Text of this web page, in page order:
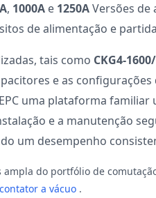
, 1000A e 1250AVersões de
de alimentação e
tais como CKG4-
e as
uma plataforma familiar
e a manutenção
um desempenho
ampla do portfólio de
a vácuo .